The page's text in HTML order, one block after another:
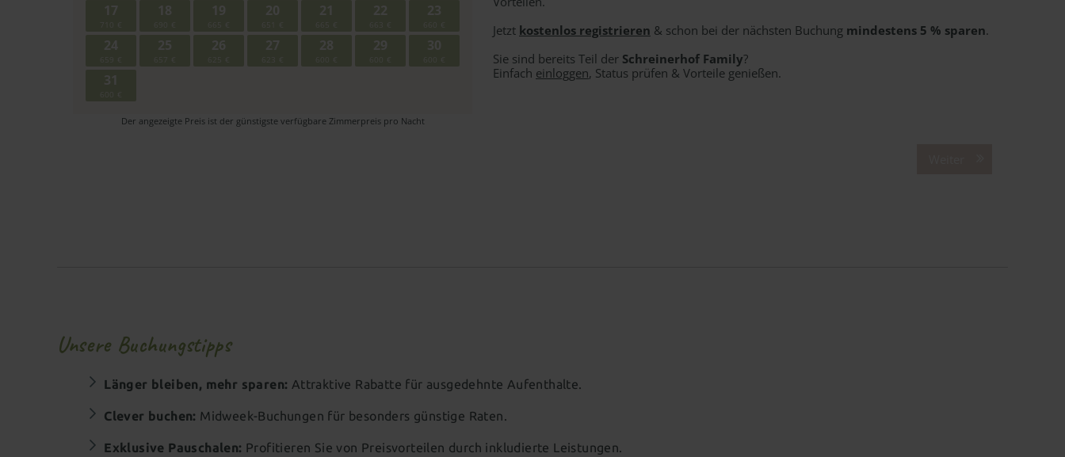
Jetzt kostenlos registrieren & schon bei der nächsten Buchung mindestens 5 % sparen.
Sie sind bereits Teil der Schreinerhof Family?
Einfach einloggen, Status prüfen & Vorteile genießen.
Unsere Buchungstipps
Länger bleiben, mehr sparen: Attraktive Rabatte für ausgedehnte Aufenthalte.
Clever buchen: Midweek-Buchungen für besonders günstige Raten.
Exklusive Pauschalen: Profitieren Sie von Preisvorteilen durch inkludierte Leistungen.